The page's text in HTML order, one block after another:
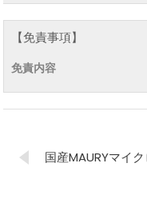
【免責事項】
免責内容
国産MAURYマイ